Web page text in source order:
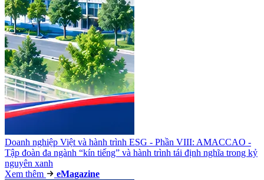
Doanh nghiệp Việt và hành trình ESG - Phần VIII: AMACCAO -
Tập đoàn đa ngành “kín tiếng” và hành trình tái định nghĩa trong kỷ
nguyên xanh
Xem thêm
eMagazine